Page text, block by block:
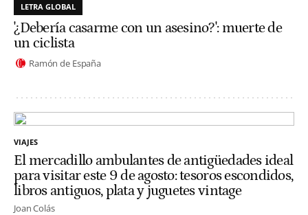
LETRA GLOBAL
'¿Debería casarme con un asesino?': muerte de
un ciclista
Ramón de España
VIAJES
El mercadillo ambulantes de antigüedades ideal
para visitar este 9 de agosto: tesoros escondidos,
libros antiguos, plata y juguetes vintage
Joan Colás